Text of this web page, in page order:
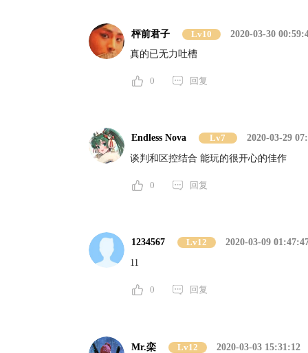
枰前君子 Lv10
2020-03-30
真的已无力吐槽
0 回复
Endless Nova Lv7
2020-03-29
谈判和区控结合 能玩的很开心的佳作
0 回复
1234567 Lv12
2020-03-09
11
0 回复
Mr.栾 Lv12
2020-03-03 15:31:12